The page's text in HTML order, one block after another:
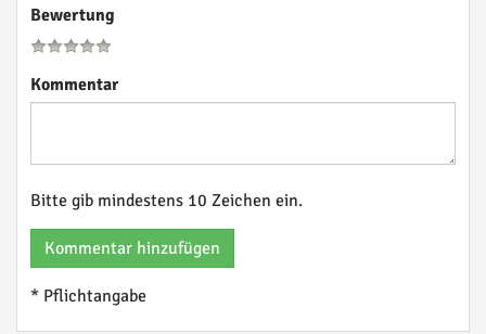
Bewertung
Kommentar
Bitte gib mindestens 10 Zeichen ein.
Kommentar hinzufügen
* Pflichtangabe